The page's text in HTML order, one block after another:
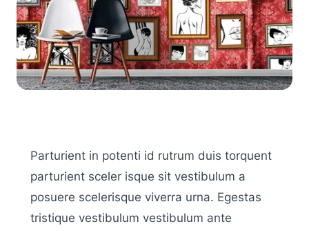
Parturient in potenti id rutrum duis torquent
parturient sceler isque sit vestibulum a
posuere scelerisque viverra urna. Egestas
tristique vestibulum vestibulum ante